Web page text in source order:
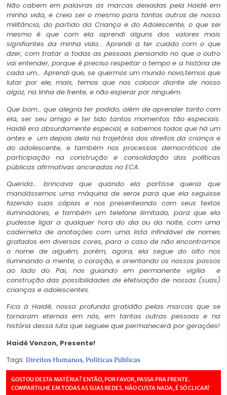
Não cabem em palavras as marcas deixadas pela Haidê em
minha vida, e creio ser o mesmo para tantos outros de nossa
militância, do partido da Criança e do Adolescente, o que sei
mesmo é que com ela aprendi alguns dos valores mais
signifiantes da minha vida… Aprendi a ter cuiddo com o que
dzer, com tratar a todas as pessoas pensando no que o outro
vai entender, porque é preciso respeitar o tempo e a história de
cada um… Aprendi que, se quermos um mundo novo,temos que
lutar por ele, mais, temos que nos colocar diante de nosso
algoz, na linha de frente, e não esperar por ninguém.
Que bom… que alegria ter podido, além de aprender tanto com
ela, ser seu amigo e ter tido tantos momentos tão especiais.
Haidê era absurdamente especial, e sabemos todos que há um
antes e um depois dela na trajetória dos direitos da criança e
do adolescente, e também nos processos democráticos de
participação na construção e consolidação das políticas
públicas afirmativas ancoradas no ECA.
Querida… brincava que quando ela partisse queria que
mandássemos uma máquina de xerox para que ela seguisse
fazendo suas cópias e nos presenteando com seus textos
iluminadores, e também um telefone ilimitado, para que ela
pudesse ligar a qualquer hora do dia ou da noite, com uma
caderneta de anotações com uma lista infindável de nomes
grafados em diversas cores, para o caso de não encontramos
o nome de alguém, porém, agora, ela segue do alto nos
iluminando a mente, o coração, e orientando os nossos passos
ao lado do Pai, nos guiando em permanente vigília e
construção das possíbilidades de efetivação de nossas (suas)
crianças e adolescentes.
Fica à Haidê, nossa profunda gratidão pelas marcas que se
tornaram eternas em nós, em tantas outras pessoas e na
história dessa luta que seguee que permanecerá por gerações!
Haidê Venzon, Presente!
Tags: Direitos Humanos, Políticas Públicas
GOSTOU DESTA MATÉRIA? ENTÃO, POR FAVOR, PASSA PRA FRENTE.
COMPARTILHE EM TODAS AS SUAS REDES. NÃO CUSTA NADA, É SÓ CLICAR!